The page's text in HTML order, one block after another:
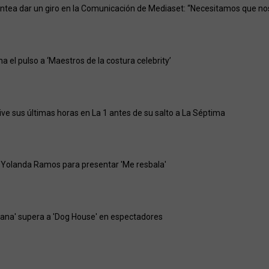
dar un giro en la Comunicación de Mediaset: “Necesitamos que
el pulso a ‘Maestros de la costura celebrity’
sus últimas horas en La 1 antes de su salto a La Séptima
Yolanda Ramos para presentar 'Me resbala'
supera a 'Dog House' en espectadores